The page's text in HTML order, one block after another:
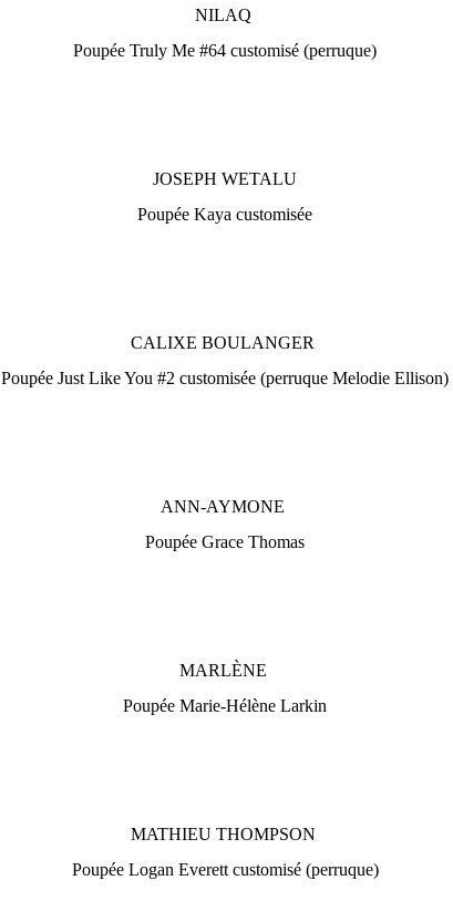
NILAQ
Poupée Truly Me #64 customisé (perruque)
JOSEPH WETALU
Poupée Kaya customisée
CALIXE BOULANGER
Poupée Just Like You #2 customisée (perruque Melodie Ellison)
ANN-AYMONE
Poupée Grace Thomas
MARLÈNE
Poupée Marie-Hélène Larkin
MATHIEU THOMPSON
Poupée Logan Everett customisé (perruque)